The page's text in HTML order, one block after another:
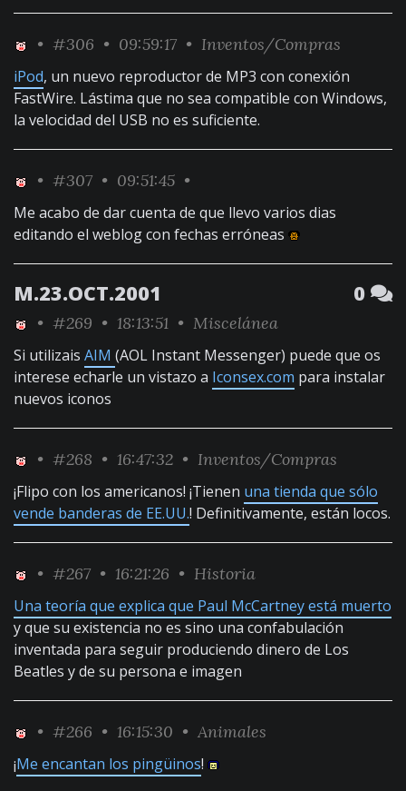
• #306 • 09:59:17 • Inventos/Compras
iPod, un nuevo reproductor de MP3 con conexión
FastWire. Lástima que no sea compatible con Windows,
la velocidad del USB no es suficiente.
• #307 • 09:51:45 •
Me acabo de dar cuenta de que llevo varios dias
editando el weblog con fechas erróneas
M.23.OCT.2001 0
• #269 • 18:13:51 • Miscelánea
Si utilizais AIM (AOL Instant Messenger) puede que os
interese echarle un vistazo a Iconsex.com para instalar
nuevos iconos
• #268 • 16:47:32 • Inventos/Compras
¡Flipo con los americanos! ¡Tienen una tienda que sólo
vende banderas de EE.UU.! Definitivamente, están locos.
• #267 • 16:21:26 • Historia
Una teoría que explica que Paul McCartney está muerto
y que su existencia no es sino una confabulación
inventada para seguir produciendo dinero de Los
Beatles y de su persona e imagen
• #266 • 16:15:30 • Animales
¡Me encantan los pingüinos!